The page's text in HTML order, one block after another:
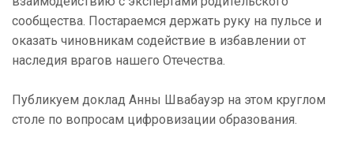
сообщества. Постараемся держать руку на пульсе и
оказать чиновникам содействие в избавлении от
наследия врагов нашего Отечества.
Публикуем доклад Анны Швабауэр на этом круглом
столе по вопросам цифровизации образования.